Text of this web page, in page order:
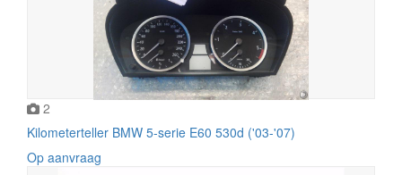
2
Kilometerteller BMW 5-serie E60 530d ('03-'07)
Op aanvraag